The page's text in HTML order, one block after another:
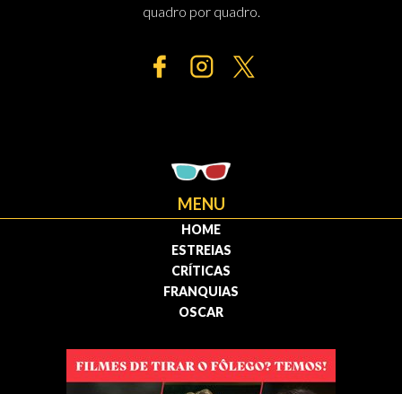
quadro por quadro.
MENU
HOME
ESTREIAS
CRÍTICAS
FRANQUIAS
OSCAR